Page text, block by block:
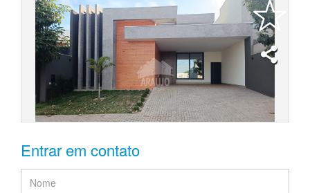
Entrar em contato